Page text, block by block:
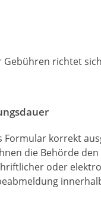
Gebühren richtet
Formular korrekt
die Behörde
oder